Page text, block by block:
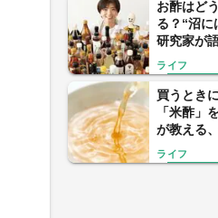
お酢はど
る？“沼に
研究家が
進化する
ライフ
買うとき
「米酢」
が教える
主役にな
ライフ